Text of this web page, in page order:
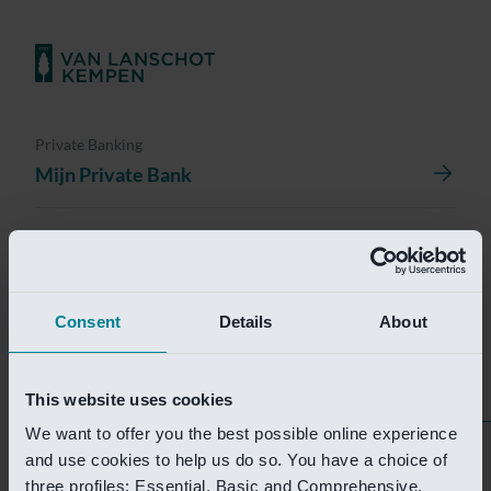
Consent Details About
This website uses cookies
We want to offer you the best possible online experience
and use cookies to help us do so. You have a choice of
three profiles: Essential, Basic and Comprehensive.
Private Banking
Mijn Private Bank
Investment Banking
Van Lanschot Kempen Research
Helaas is deze pagina